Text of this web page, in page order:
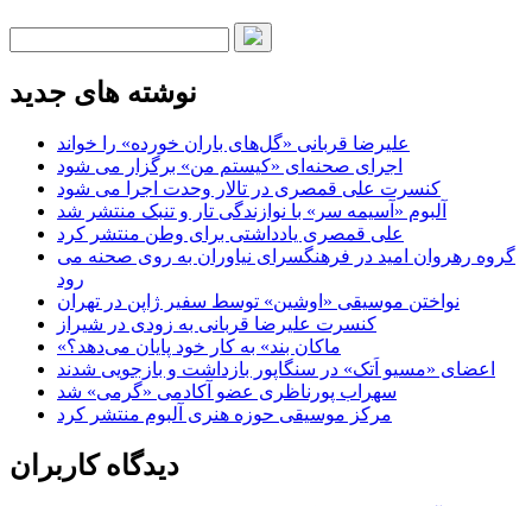
نوشته های جدید
علیرضا قربانی «گل‌های باران خورده» را خواند
اجرای صحنه‌ای «کیستم من» برگزار می شود
کنسرت علی قمصری در تالار وحدت اجرا می شود
آلبوم «آسیمه سر» با نوازندگی تار و تنبک منتشر شد
علی قمصری یادداشتی برای وطن منتشر کرد
گروه رهروان امید در فرهنگسرای نیاوران به روی صحنه می
رود
نواختن موسیقی «اوشین» توسط سفیر ژاپن در تهران
کنسرت علیرضا قربانی به زودی در شیراز
«ماکان بند» به کار خود پایان می‌دهد؟
اعضای «مسیو اَتک» در سنگاپور بازداشت و بازجویی شدند
سهراب پورناظری عضو آکادمی «گرمی» شد
مرکز موسیقی حوزه هنری آلبوم منتشر کرد
دیدگاه کاربران